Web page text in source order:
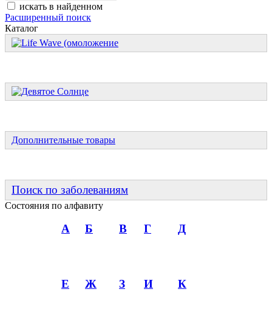
искать в найденном
Расширенный поиск
Каталог
Дополнительные товары
Поиск по заболеваниям
Состояния по алфавиту
А Б В Г Д
Е Ж З И К